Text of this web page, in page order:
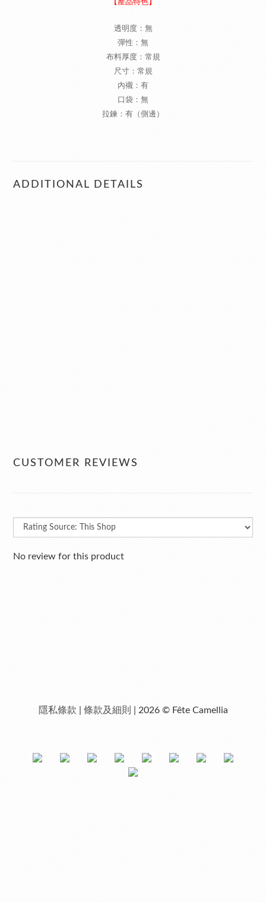
【產品特色】
透明度：無
彈性：無
布料厚度：常規
尺寸：常規
內襯：有
口袋：無
拉鍊：有（側邊）
ADDITIONAL DETAILS
CUSTOMER REVIEWS
No review for this product
隱私條款 條款及細則 | 2026 © Fête Camellia